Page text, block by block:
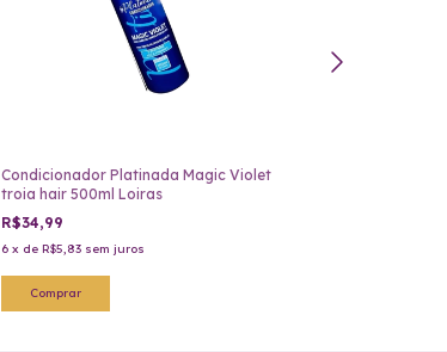
Condicionador Platinada Magic Violet
troia hair 500ml Loiras
R$34,99
6 x de R$5,83 sem juros